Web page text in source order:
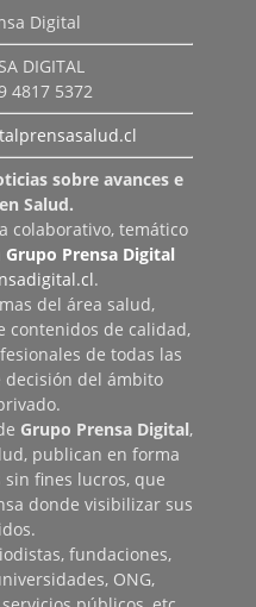
DIGITAL
4817 5372
sobre avances e
Salud.
colaborativo, temático
Grupo Prensa Digital
.
del área salud,
contenidos de calidad,
de todas las
decisión del ámbito
Grupo Prensa Digital,
publican en forma
fines lucros, que
donde visibilizar sus
fundaciones,
ONG,